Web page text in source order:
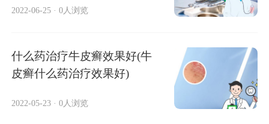
2022-06-25 · 0人浏览
什么药治疗牛皮癣效果好(牛
皮癣什么药治疗效果好)
2022-05-23 · 0人浏览